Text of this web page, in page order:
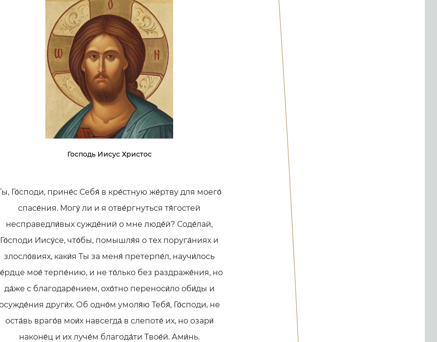
Господь Иисус Христос
Го́споди, прине́с Себя́ в кре́стную же́ртву для моего́
спасе́ния. Могу́ ли и я отве́ргнуться тя́гостей
несправедли́вых сужде́ний о мне люде́й? Соде́лай,
Го́споди Иису́се, что́бы, помышля́я о тех поруга́ниях и
злосло́виях, каки́я Ты за меня́ претерпе́л, научи́лось
мое́ терпе́нию, и не то́лько без раздраже́ния, но
да́же с благодаре́нием, охо́тно переноси́ло оби́ды и
други́х. Об одно́м умоля́ю Тебя́, Го́споди, не
оста́вь враго́в мои́х навсегда́ в слепоте́ их, но озари́
наконе́ц и их луче́м благода́ти Твое́й. Ами́нь.